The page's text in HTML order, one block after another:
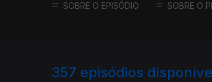
SOBRE O EPISÓDIO SOBRE O
357 episódios